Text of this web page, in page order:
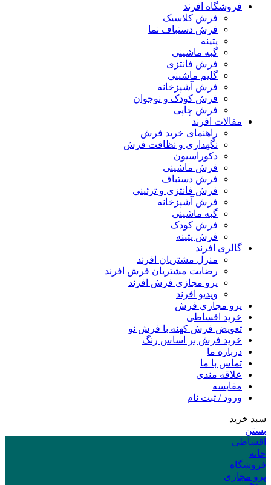
فروشگاه افرند
فرش کلاسیک
فرش دستباف نما
پتینه
گبه ماشینی
فرش فانتزی
گلیم ماشینی
فرش آشپزخانه
فرش کودک و نوجوان
فرش چاپی
مقالات افرند
راهنمای خرید فرش
نگهداری و نظافت فرش
دکوراسیون
فرش ماشینی
فرش دستباف
فرش فانتزی و تزئینی
فرش آشپزخانه
گبه ماشینی
فرش کودک
فرش پتینه
گالری افرند
منزل مشتریان افرند
رضایت مشتریان فرش افرند
پرو مجازی فرش افرند
ویدیو افرند
پرو مجازی فرش
خرید اقساطی
تعویض فرش کهنه با فرش نو
خرید فرش بر اساس رنگ
درباره ما
تماس با ما
علاقه مندی
مقایسه
ورود / ثبت نام
سبد خرید
بستن
اقساطی
خانه
فروشگاه
پرو مجازی